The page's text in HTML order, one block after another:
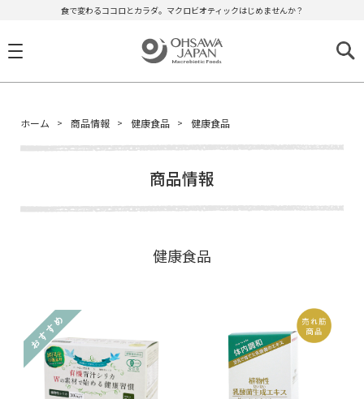
食で変わるココロとカラダ。マクロビオティックはじめませんか？
ホーム 商品情報 健康食品 健康食品
商品情報
健康食品